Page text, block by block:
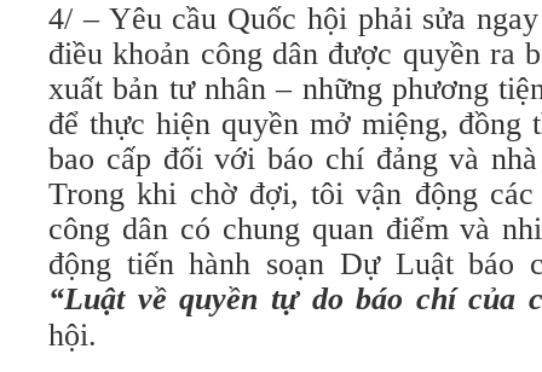
4/ – Yêu cầu Quốc hội phải sửa
điều khoản công dân được quyền ra
xuất bản tư nhân – những phương
để thực hiện quyền mở miệng, đồng
bao cấp đối với báo chí đảng và
Trong khi chờ đợi, tôi vận động
công dân có chung quan điểm và
động tiến hành soạn Dự Luật báo
“Luật về quyền tự do báo chí của
hội.